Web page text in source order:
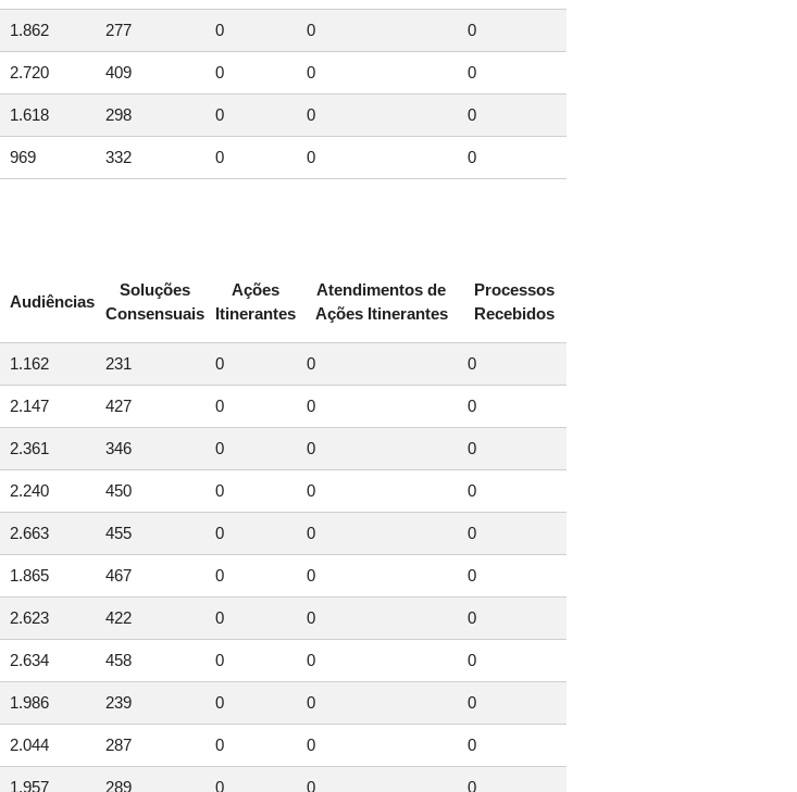
1.862 277 0 0 0
2.720 409 0 0 0
1.618 298 0 0 0
969 332 0 0 0
Audiências
Soluções
Consensuais
Ações
Itinerantes
Atendimentos de
Ações Itinerantes
Processos
Recebidos
1.162 231 0 0 0
2.147 427 0 0 0
2.361 346 0 0 0
2.240 450 0 0 0
2.663 455 0 0 0
1.865 467 0 0 0
2.623 422 0 0 0
2.634 458 0 0 0
1.986 239 0 0 0
2.044 287 0 0 0
1.957 289 0 0 0